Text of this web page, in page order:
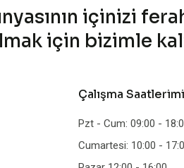
içinizi
için bizimle
Çalışma
Pzt - Cum: 09:00 -
Cumartesi: 10:00 -